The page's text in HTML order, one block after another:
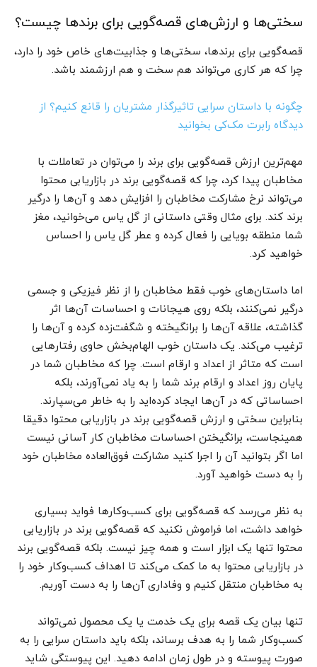
سختی‌ها و ارزش‌های قصه‌گویی برای برندها چیست؟
قصه‌گویی برای برندها، سختی‌ها و جذابیت‌های خاص خود را دارد،‌
چرا که هر کاری می‌تواند هم سخت و هم ارزشمند باشد.
چگونه با داستان سرایی تاثیرگذار مشتریان را قانع کنیم؟ از
دیدگاه رابرت مک‌کی بخوانید
مهم‌ترین ارزش قصه‌گویی برای برند را می‌توان در تعاملات با
مخاطبان پیدا کرد، چرا که قصه‌گویی برند در بازاریابی محتوا
می‌تواند نرخ مشارکت مخاطبان را افزایش دهد و آن‌ها را درگیر
برند کند. برای مثال وقتی داستانی از گل یاس می‌خوانید، مغز
شما منطقه بویایی را فعال کرده و عطر گل یاس را احساس
خواهید کرد.
اما داستان‌های خوب فقط مخاطبان را از نظر فیزیکی و جسمی
درگیر نمی‌کنند، بلکه روی هیجانات و احساسات آن‌ها اثر
گذاشته، علاقه آن‌ها را برانگیخته و شگفت‌زده کرده و آن‌ها را
ترغیب می‌کند. یک داستان خوب الهام‌بخش حاوی رفتارهایی
است که متاثر از اعداد و ارقام است. چرا که مخاطبان شما در
پایان روز اعداد و ارقام برند شما را به یاد نمی‌آورند، بلکه
احساساتی که در آن‌ها ایجاد کرده‌اید را به خاطر می‌سپارند.
بنابراین سختی و ارزش قصه‌گویی برند در بازاریابی محتوا دقیقا
همینجاست، برانگیختن احساسات مخاطبان کار آسانی نیست
اما اگر بتوانید آن را اجرا کنید مشارکت فوق‌العاده مخاطبان خود
را به دست خواهید آورد.
به نظر می‌رسد که قصه‌گویی برای کسب‌وکارها فواید بسیاری
خواهد داشت، اما فراموش نکنید که قصه‌گویی برند در بازاریابی
محتوا تنها یک ابزار است و همه چیز نیست. بلکه قصه‌گویی برند
در بازاریابی محتوا به ما کمک می‌کند تا اهداف کسب‌وکار خود را
به مخاطبان منتقل کنیم و وفاداری آن‌ها را به دست آوریم.
تنها بیان یک قصه برای یک خدمت یا یک محصول نمی‌تواند
کسب‌وکار شما را به هدف برساند، بلکه باید داستان سرایی را به
صورت پیوسته و در طول زمان ادامه دهید. این پیوستگی شاید